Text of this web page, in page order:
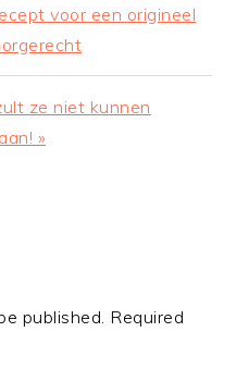
voor een origineel
ze niet kunnen
»
published. Required